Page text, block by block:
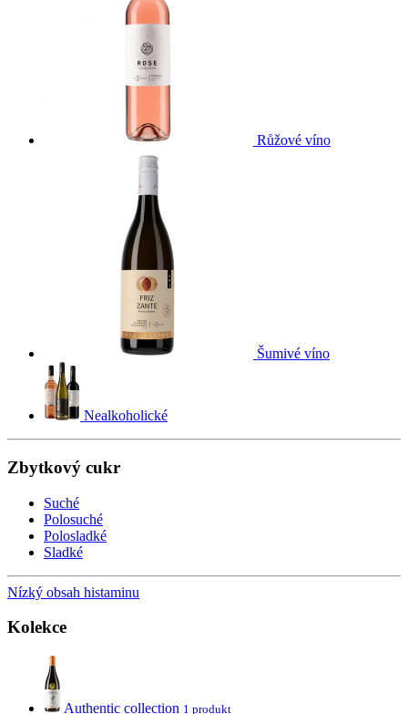
Růžové víno
Šumivé víno
Nealkoholické
Zbytkový cukr
Suché
Polosuché
Polosladké
Sladké
Nízký obsah histaminu
Kolekce
Authentic collection 1 produkt